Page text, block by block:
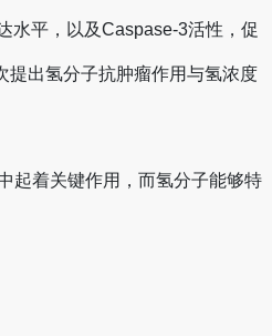
水平，以及Caspase-3活性，促
提出氢分子抗肿瘤作用与氢浓度
起着关键作用，而氢分子能够特